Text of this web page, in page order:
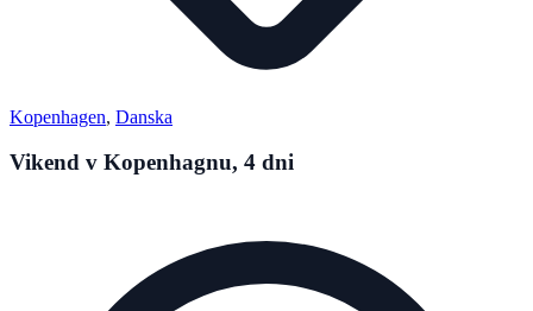
Kopenhagen, Danska
Vikend v Kopenhagnu, 4 dni